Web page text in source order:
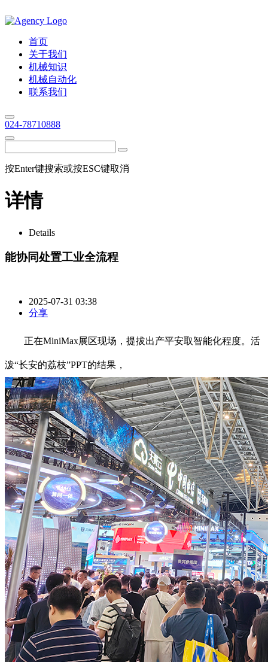
首页
关于我们
机械知识
机械自动化
联系我们
024-78710888
按Enter键搜索或按ESC键取消
详情
Details
能协同处置工业全流程
2025-07-31 03:38
分享
正在MiniMax展区现场，提拔出产平安取智能化程度。活
泼“长安的荔枝”PPT的结果，